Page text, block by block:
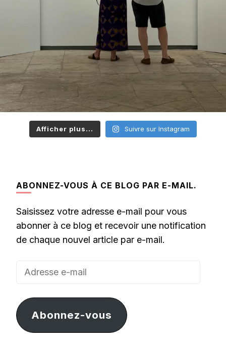
Afficher plus... Suivre sur Instagram
ABONNEZ-VOUS À CE BLOG PAR E-MAIL.
Saisissez votre adresse e-mail pour vous
abonner à ce blog et recevoir une notification
de chaque nouvel article par e-mail.
Adresse
mail
Abonnez-vous